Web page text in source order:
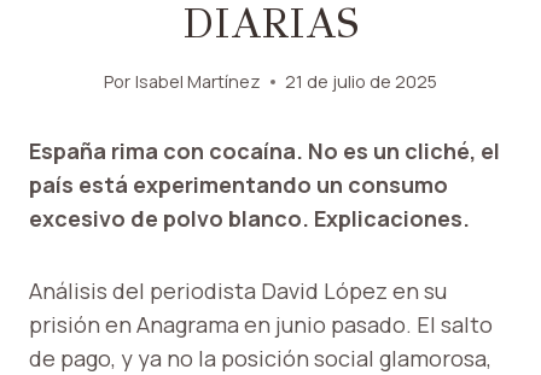
DIARIAS
Por Isabel Martínez 21 de julio de 2025
España rima con cocaína. No es un cliché, el
país está experimentando un consumo
excesivo de polvo blanco. Explicaciones.
Análisis del periodista David López en su
prisión en Anagrama en junio pasado. El salto
de pago, y ya no la posición social glamorosa,